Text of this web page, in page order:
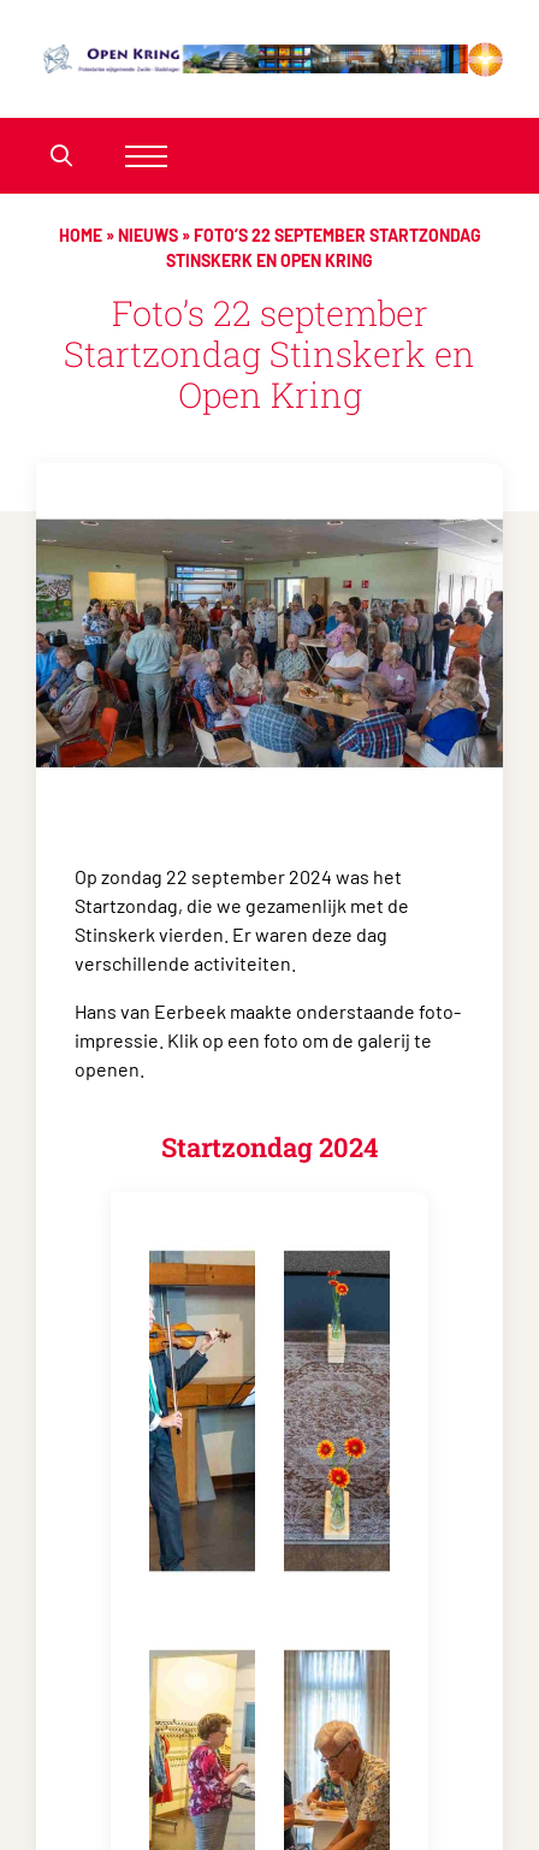
HOME»NIEUWS»FOTO’S 22 SEPTEMBER STARTZONDAG
STINSKERK EN OPEN KRING
Foto’s 22 september
Startzondag Stinskerk en
Open Kring
Op zondag 22 september 2024 was het
Startzondag, die we gezamenlijk met de
Stinskerk vierden. Er waren deze dag
verschillende activiteiten.
Hans van Eerbeek maakte onderstaande foto-
impressie. Klik op een foto om de galerij te
openen.
Startzondag 2024